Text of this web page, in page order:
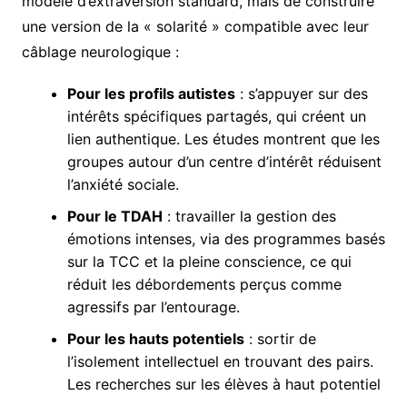
une version de la « solarité » compatible avec leur
câblage neurologique :
Pour les profils autistes: s’appuyer sur des
intérêts spécifiques partagés, qui créent un
lien authentique. Les études montrent que les
groupes autour d’un centre d’intérêt réduisent
l’anxiété sociale.
Pour le TDAH : travailler la gestion des
émotions intenses, via des programmes basés
sur la TCC et la pleine conscience, ce qui
réduit les débordements perçus comme
agressifs par l’entourage.
Pour les hauts potentiels: sortir de
l’isolement intellectuel en trouvant des pairs.
Les recherches sur les élèves à haut potentiel